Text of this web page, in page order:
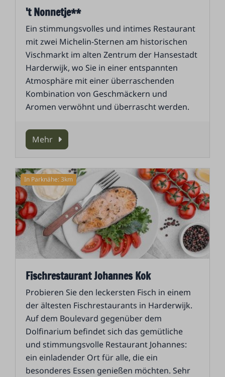
't Nonnetje**
Ein stimmungsvolles und intimes Restaurant
mit zwei Michelin-Sternen am historischen
Vischmarkt im alten Zentrum der Hansestadt
Harderwijk, wo Sie in einer entspannten
Atmosphäre mit einer überraschenden
Kombination von Geschmäckern und
Aromen verwöhnt und überrascht werden.
Mehr
In Parknähe: 3km
Fischrestaurant Johannes Kok
Probieren Sie den leckersten Fisch in einem
der ältesten Fischrestaurants in Harderwijk.
Auf dem Boulevard gegenüber dem
Dolfinarium befindet sich das gemütliche
und stimmungsvolle Restaurant Johannes:
ein einladender Ort für alle, die ein
besonderes Essen genießen möchten. Sehr